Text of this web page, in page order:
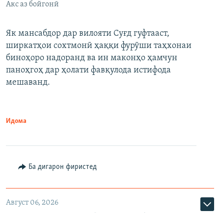
Акс аз бойгонӣ
Як мансабдор дар вилояти Суғд гуфтааст,
ширкатҳои сохтмонӣ ҳаққи фурӯши таҳхонаи
биноҳоро надоранд ва ин маконҳо ҳамчун
паноҳгоҳ дар ҳолати фавқулода истифода
мешаванд.
Идома
Ба дигарон фиристед
Август 06, 2026